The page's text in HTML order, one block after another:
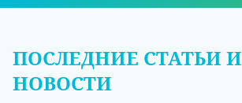
ПОСЛЕДНИЕ СТАТЬИ И
НОВОСТИ